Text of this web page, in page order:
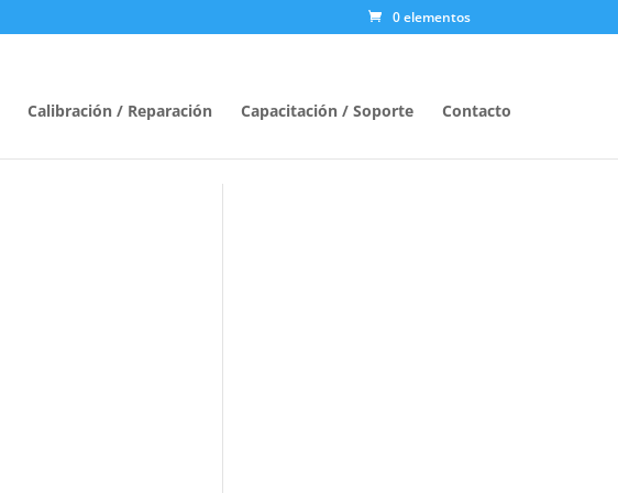
0 elementos
Calibración / Reparación Capacitación / Soporte
Contacto